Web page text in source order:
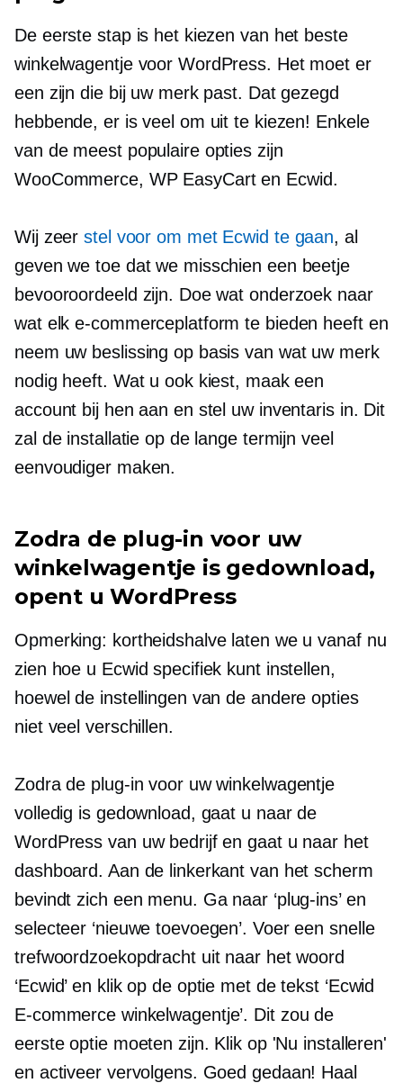
De eerste stap is het kiezen van het beste
winkelwagentje voor WordPress. Het moet er
een zijn die bij uw merk past. Dat gezegd
hebbende, er is veel om uit te kiezen! Enkele
van de meest populaire opties zijn
WooCommerce, WP EasyCart en Ecwid.
Wij zeerstel voor om met Ecwid te gaan, al
geven we toe dat we misschien een beetje
bevooroordeeld zijn. Doe wat onderzoek naar
wat elk e-commerceplatform te bieden heeft en
neem uw beslissing op basis van wat uw merk
nodig heeft. Wat u ook kiest, maak een
account bij hen aan en stel uw inventaris in. Dit
zal de installatie op de lange termijn veel
eenvoudiger maken.
Zodra de plug-in voor uw
winkelwagentje is gedownload,
opent u WordPress
Opmerking: kortheidshalve laten we u vanaf nu
zien hoe u Ecwid specifiek kunt instellen,
hoewel de instellingen van de andere opties
niet veel verschillen.
Zodra de plug-in voor uw winkelwagentje
volledig is gedownload, gaat u naar de
WordPress van uw bedrijf en gaat u naar het
dashboard. Aan de linkerkant van het scherm
bevindt zich een menu. Ga naar ‘plug-ins’ en
selecteer ‘nieuwe toevoegen’. Voer een snelle
trefwoordzoekopdracht uit naar het woord
‘Ecwid’ en klik op de optie met de tekst ‘Ecwid
E-commerce winkelwagentje’. Dit zou de
eerste optie moeten zijn. Klik op 'Nu installeren'
en activeer vervolgens. Goed gedaan! Haal